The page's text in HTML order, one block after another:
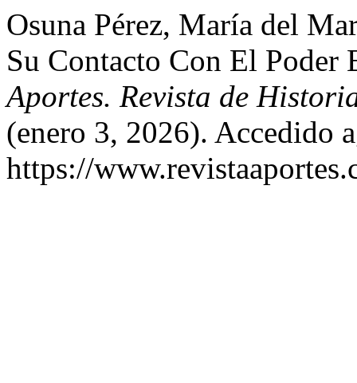
Osuna Pérez, María del
Su Contacto Con El Poder
Aportes. Revista de
(enero 3, 2026). Accedido
https://